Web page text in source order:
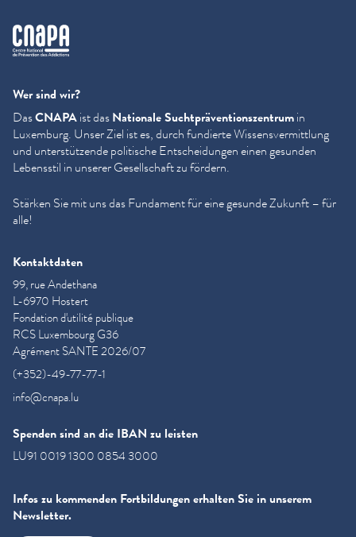
cnapa
Wer sind wir?
DasCNAPAist dasNationale Sucht­präven­tion­szen­trumin
Luxemburg. Unser Ziel ist es, durch fundierte Wis­sensver­mit­tlung
und unter­stützende politische Entschei­dun­gen einen gesunden
Lebensstil in unserer Gesellschaft zu fördern.
Stärken Sie mit uns das Fundament für eine gesunde Zukunft – für
alle!
Kontaktdaten
99, rue Andethana
L-6970 Hostert
Fondation d'utilité publique
RCS Luxembourg G36
Agrément SANTE 2026/07
(+352)-49-77-77-1
info@cnapa.lu
Spenden sind an die IBAN zu leisten
LU91 0019 1300 0854 3000
Infos zu kommenden Fortbildungen erhalten Sie in unserem
Newsletter.